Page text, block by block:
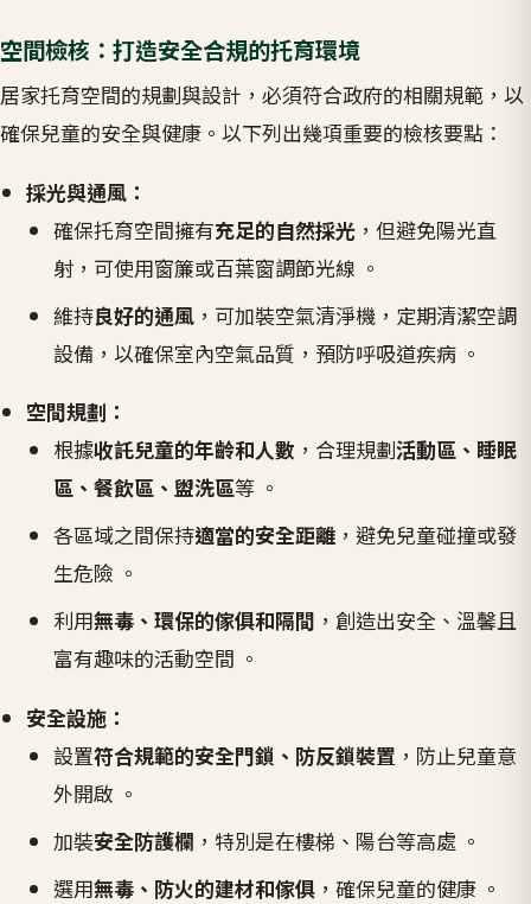
空間檢核：打造安全合規的托育環境
居家托育空間的規劃與設計，必須符合政府的相關規範，以
確保兒童的安全與健康。以下列出幾項重要的檢核要點：
採光與通風：
確保托育空間擁有充足的自然採光，但避免陽光直
射，可使用窗簾或百葉窗調節光線 。
維持良好的通風，可加裝空氣清淨機，定期清潔空調
設備，以確保室內空氣品質，預防呼吸道疾病 。
空間規劃：
根據收託兒童的年齡和人數 ，合理規劃活動區、睡眠
區、餐飲區、盥洗區等 。
各區域之間保持適當的安全距離，避免兒童碰撞或發
生危險 。
利用無毒、環保的傢俱和隔間 ，創造出安全、溫馨且
富有趣味的活動空間 。
安全設施：
設置符合規範的安全門鎖、防反鎖裝置 ，防止兒童意
外開啟 。
加裝安全防護欄 ，特別是在樓梯、陽台等高處 。
選用無毒、防火的建材和傢俱，確保兒童的健康 。